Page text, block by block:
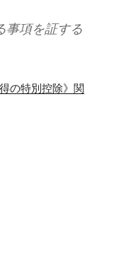
項を証する
の特別控除》関